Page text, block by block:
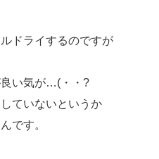
ドライするのですが
良い気が…(・・?
ていないというか
です。